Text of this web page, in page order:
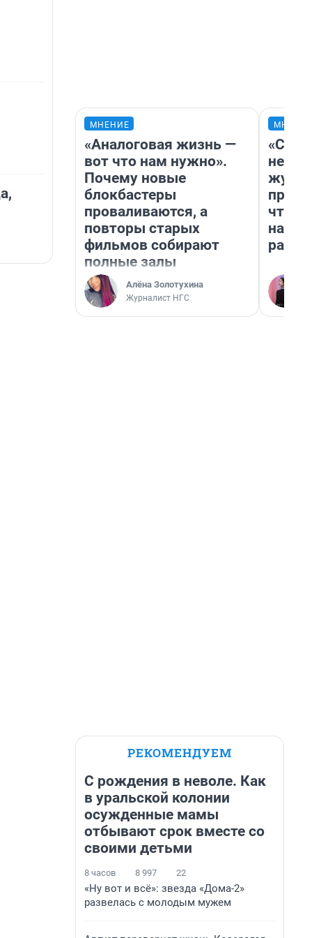
МНЕНИЕ
«Аналоговая жизнь —
вот что нам нужно».
Почему новые
блокбастеры
проваливаются, а
повторы старых
фильмов собирают
полные залы
Алёна Золотухина
Журналист НГС
на
ради
РЕКОМЕНДУЕМ
С рождения в неволе. Как
в уральской колонии
осужденные мамы
отбывают срок вместе со
своими детьми
8 часов 8 997 22
«Ну вот и всё»: звезда «Дома-2»
развелась с молодым мужем